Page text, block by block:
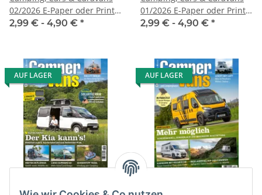
02/2026 E-Paper oder Print-
Ausgabe
2,99 € - 4,90 € *
01/2026 E-Paper oder Print-
Ausgabe
2,99 € - 4,90 € *
AUF LAGER
oder Print-Ausgabe
AUF LAGER
oder Print-Ausgabe